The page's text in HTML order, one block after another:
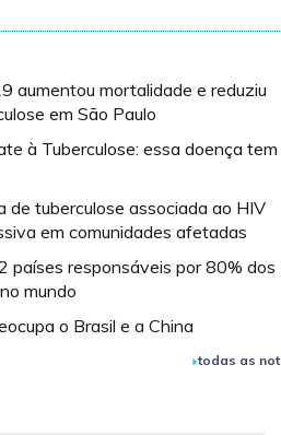
aumentou mortalidade e reduziu
em São Paulo
à Tuberculose: essa doença tem
de tuberculose associada ao HIV
em comunidades afetadas
países responsáveis por 80% dos
mundo
o Brasil e a China
todas as